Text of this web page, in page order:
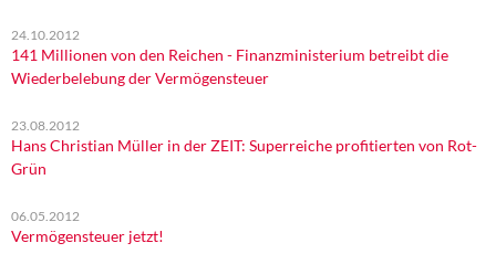
24.10.2012
141 Millionen von den Reichen - Finanzministerium betreibt die
Wiederbelebung der Vermögensteuer
23.08.2012
Hans Christian Müller in der ZEIT: Superreiche profitierten von Rot-
Grün
06.05.2012
Vermögensteuer jetzt!